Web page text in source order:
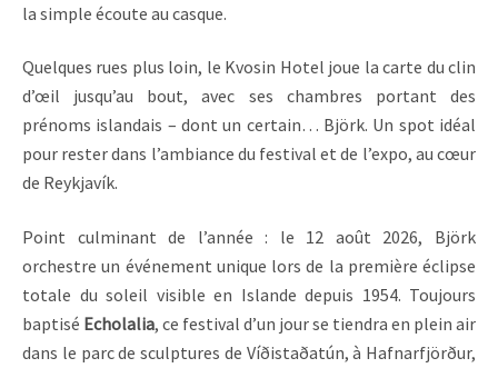
la simple écoute au casque.
Quelques rues plus loin, le Kvosin Hotel joue la carte du clin
d’œil jusqu’au bout, avec ses chambres portant des
prénoms islandais – dont un certain… Björk. Un spot idéal
pour rester dans l’ambiance du festival et de l’expo, au cœur
de Reykjavík.
Point culminant de l’année : le 12 août 2026, Björk
orchestre un événement unique lors de la première éclipse
totale du soleil visible en Islande depuis 1954. Toujours
baptisé Echolalia, ce festival d’un jour se tiendra en plein air
dans le parc de sculptures de Víðistaðatún, à Hafnarfjörður,